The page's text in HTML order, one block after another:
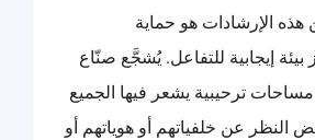
الإرشادات هو حماية
بيئة إيجابية للتفاعل. يُشجَّع صنّاع
ترحيبية يشعر فيها الجميع
النظر عن خلفياتهم أو هوياتهم أو